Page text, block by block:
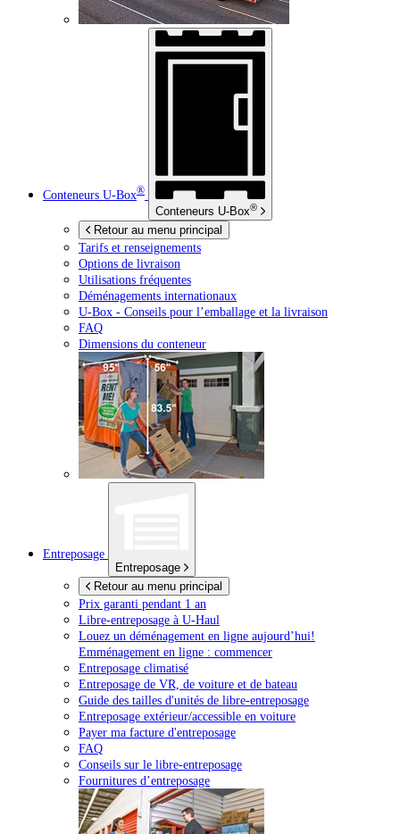
Conteneurs U-Box®
Conteneurs U-Box®
Retour au menu principal
Tarifs et renseignements
Options de livraison
Utilisations fréquentes
Déménagements internationaux
U-Box - Conseils pour l’emballage et la livraison
FAQ
Dimensions du conteneur
Entreposage
Entreposage
Retour au menu principal
Prix garanti pendant 1 an
Libre-entreposage à U-Haul
Louez un déménagement en ligne aujourd’hui!
Emménagement en ligne : commencer
Entreposage climatisé
Entreposage de VR, de voiture et de bateau
Guide des tailles d'unités de libre-entreposage
Entreposage extérieur/accessible en voiture
Payer ma facture d'entreposage
FAQ
Conseils sur le libre-entreposage
Fournitures d’entreposage